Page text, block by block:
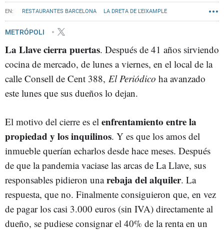
RESTAURANTES BARCELONA LA DRETA DE L'EIXAMPLE
BARES Y RESTAURANTES
METRÓPOLI
La Llave cierra puertas. Después de 41 años sirviendo
cocina de mercado, de lunes a viernes, en el local de la
calle Consell de Cent 388, El Periódico ha avanzado
este lunes que sus dueños lo dejan.
El motivo del cierre es el enfrentamiento entre la
propiedad y los inquilinos. Y es que los amos del
inmueble querían echarlos desde hace meses. Después
de que la pandemia vaciase las arcas de La Llave, sus
responsables pidieron unarebaja del alquiler. La
respuesta, que no. Finalmente consiguieron que, en vez
de pagar los casi 3.000 euros (sin IVA) directamente al
dueño, se pudiese consignar el 40% de la renta en un